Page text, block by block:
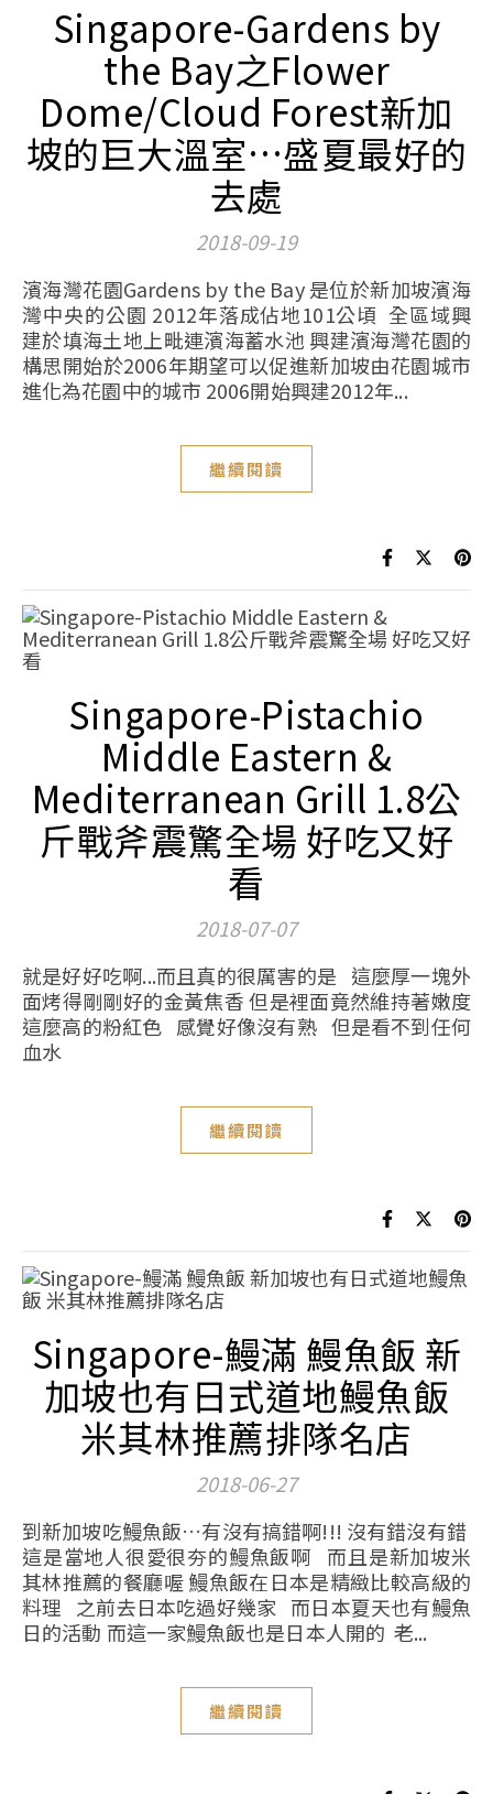
Singapore-Gardens by
the Bay之Flower
Dome/Cloud Forest新加
坡的巨大溫室…盛夏最好的
去處
2018-09-19
濱海灣花園Gardens by the Bay 是位於新加坡濱海
灣中央的公園 2012年落成佔地101公頃 全區域興
建於填海土地上毗連濱海蓄水池 興建濱海灣花園的
構思開始於2006年期望可以促進新加坡由花園城市
進化為花園中的城市 2006開始興建2012年...
繼續閱讀
Singapore-Pistachio
Middle Eastern &
Mediterranean Grill 1.8公
斤戰斧震驚全場 好吃又好
看
2018-07-07
就是好好吃啊...而且真的很厲害的是 這麼厚一塊外
面烤得剛剛好的金黃焦香 但是裡面竟然維持著嫩度
這麼高的粉紅色 感覺好像沒有熟 但是看不到任何
血水
繼續閱讀
Singapore-鰻滿 鰻魚飯 新
加坡也有日式道地鰻魚飯
米其林推薦排隊名店
2018-06-27
到新加坡吃鰻魚飯…有沒有搞錯啊!!! 沒有錯沒有錯
這是當地人很愛很夯的鰻魚飯啊 而且是新加坡米
其林推薦的餐廳喔 鰻魚飯在日本是精緻比較高級的
料理 之前去日本吃過好幾家 而日本夏天也有鰻魚
日的活動 而這一家鰻魚飯也是日本人開的 老...
繼續閱讀